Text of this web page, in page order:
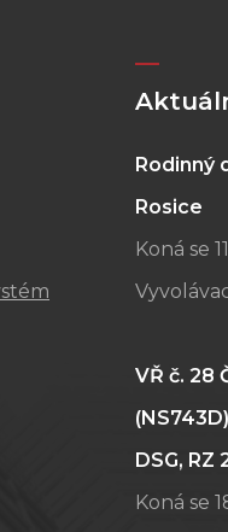
Rodinný
Rosice
Koná se
VŘ č. 28
DSG, RZ
Koná se